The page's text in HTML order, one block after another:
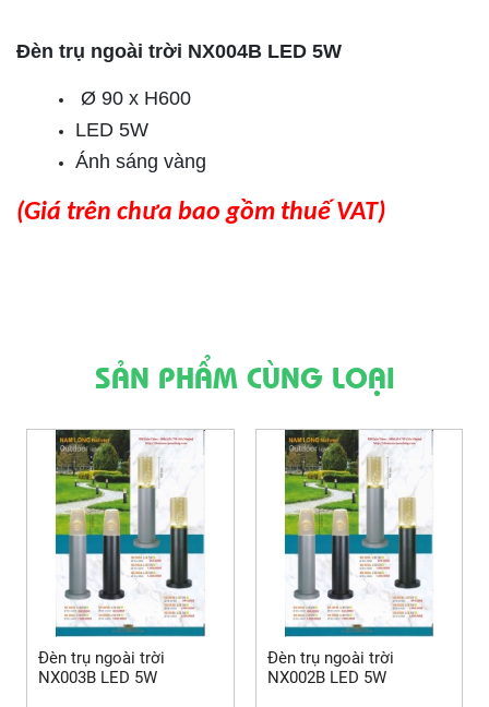
Đèn trụ ngoài trời NX004B LED 5W
Ø 90 x H600
LED 5W
Ánh sáng vàng
(Giá trên chưa bao gồm thuế VAT)
SẢN PHẨM CÙNG LOẠI
Đèn trụ ngoài trời
NX003B LED 5W
Đèn trụ ngoài trời
NX002B LED 5W